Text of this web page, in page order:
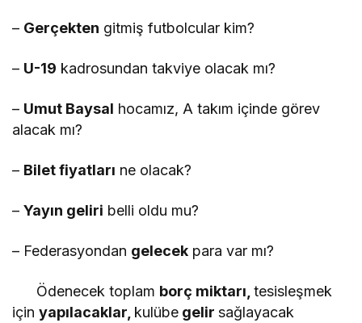
– Gerçekten gitmiş futbolcular kim?
– U-19 kadrosundan takviye olacak mı?
– Umut Baysal hocamız, A takım içinde görev
alacak mı?
– Bilet fiyatları ne olacak?
–Yayın geliri belli oldu mu?
– Federasyondan gelecek para var mı?
Ödenecek toplam borç miktarı,tesisleşmek
içinyapılacaklar, kulübe gelirsağlayacak